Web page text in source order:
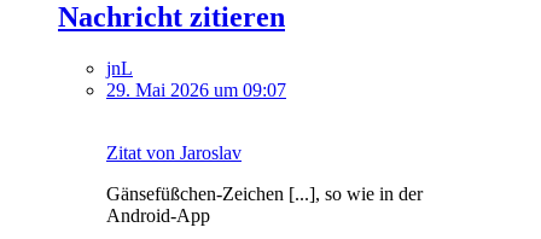
Nachricht zitieren
jnL
29. Mai 2026 um 09:07
Zitat von Jaroslav
Gänsefüßchen-Zeichen [...], so wie in der
Android-App